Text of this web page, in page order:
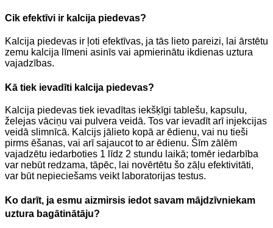
Cik efektīvi ir kalcija piedevas?
Kalcija piedevas ir ļoti efektīvas, ja tās lieto pareizi, lai ārstētu
zemu kalcija līmeni asinīs vai apmierinātu ikdienas uztura
vajadzības.
Kā tiek ievadīti kalcija piedevas?
Kalcija piedevas tiek ievadītas iekšķīgi tablešu, kapsulu,
želejas vāciņu vai pulvera veidā. Tos var ievadīt arī injekcijas
veidā slimnīcā. Kalcijs jālieto kopā ar ēdienu, vai nu tieši
pirms ēšanas, vai arī sajaucot to ar ēdienu. Šīm zālēm
vajadzētu iedarboties 1 līdz 2 stundu laikā; tomēr iedarbība
var nebūt redzama, tāpēc, lai novērtētu šo zāļu efektivitāti,
var būt nepieciešams veikt laboratorijas testus.
Ko darīt, ja esmu aizmirsis iedot savam mājdzīvniekam
uztura bagātinātāju?